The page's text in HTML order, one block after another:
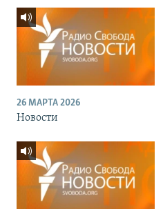
26 МАРТА 2026
Новости